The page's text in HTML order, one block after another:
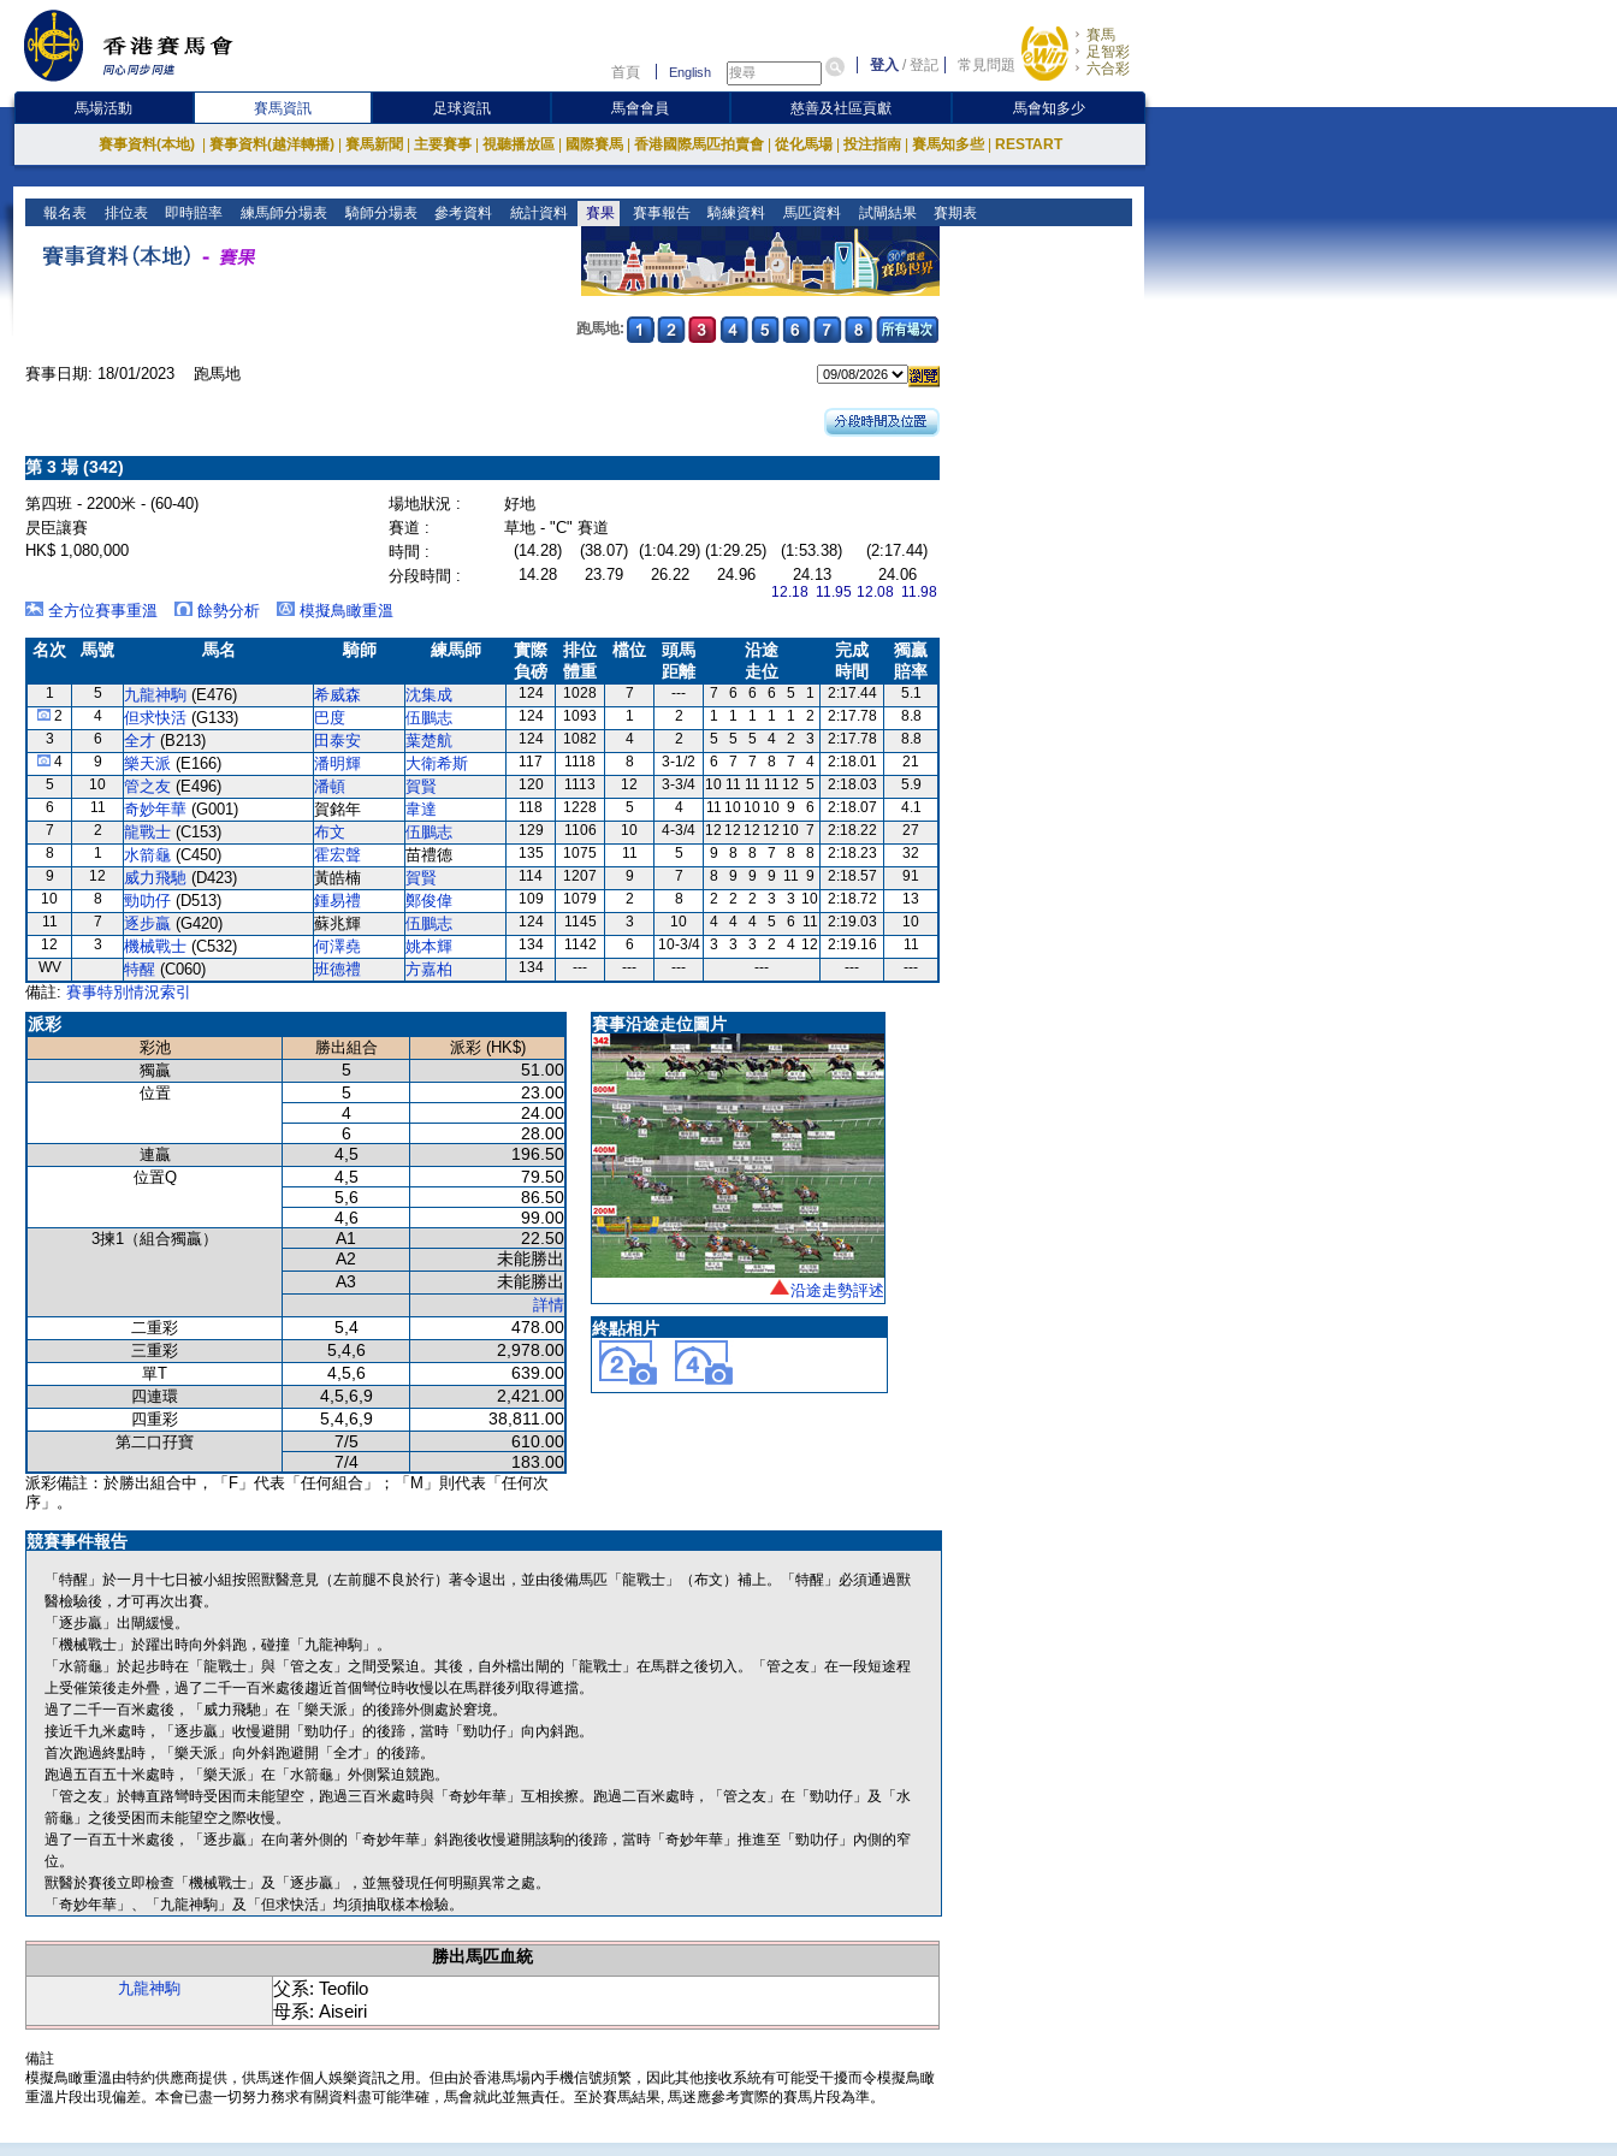
首頁 English 登入 /登記 常見問題
賽馬
足智彩
六合彩
馬場活動 賽馬資訊 足球資訊 馬會會員 慈善及社區貢獻 馬會知多少
賽事資料(本地) 賽事資料(越洋轉播) 賽馬新聞 主要賽事 視聽播放區 國際賽馬 香港國際馬匹拍賣會 從化馬場 投注指南 賽馬知多些 RESTART
報名表 排位表 即時賠率 練馬師分場表 騎師分場表 參考資料 統計資料 賽果 賽事報告 騎練資料 馬匹資料 試閘結果 賽期表
跑馬地:
賽事日期: 18/01/2023 跑馬地
第 3 場 (342)
第四班 - 2200米 - (60-40) 場地狀況 :
好地
昃臣讓賽
賽道 :
草地 - "C" 賽道
HK$ 1,080,000
時間 : (14.28) (38.07) (1:04.29) (1:29.25) (1:53.38)
(2:17.44)
分段時間 :
14.28 23.79 26.22 24.96 24.13
12.18 11.95
24.06
12.08 11.98
全方位賽事重溫 餘勢分析 模擬鳥瞰重溫
名次 馬號 馬名 騎師 練馬師
實際
負磅
排位
體重
檔位
頭馬
距離
沿途
走位
完成
時間
獨贏
賠率
1 5 九龍神駒 (E476) 希威森 沈集成 124 1028 7 --- 7 6 6 6 5 1 2:17.44
5.1
2
4 但求快活 (G133) 巴度 伍鵬志 124 1093 1 2 1 1 1 1 1 2 2:17.78
8.8
3
6 全才 (B213) 田泰安 葉楚航 124 1082 4 2 5 5 5 4 2 3 2:17.78
8.8
4
9 樂天派 (E166) 潘明輝 大衛希斯 117 1118 8 3-1/2 6 7 7 8 7 4 2:18.01
21
5
10 管之友 (E496) 潘頓 賀賢 120 1113 12 3-3/4 10 11 11 11 12 5 2:18.03
5.9
6
11 奇妙年華 (G001) 賀銘年 韋達 118 1228 5 4 11 10 10 10 9 6 2:18.07
4.1
7
2 龍戰士 (C153) 布文 伍鵬志 129 1106 10 4-3/4 12 12 12 12 10 7 2:18.22
27
8
1 水箭龜 (C450) 霍宏聲 苗禮德 135 1075 11 5 9 8 8 7 8 8 2:18.23
32
9
12 威力飛馳 (D423) 黃皓楠 賀賢 114 1207 9 7 8 9 9 9 11 9 2:18.57
91
10
8 勁叻仔 (D513) 鍾易禮 鄭俊偉 109 1079 2 8 2 2 2 3 3 10 2:18.72
13
11
7 逐步贏 (G420) 蘇兆輝 伍鵬志 124 1145 3 10 4 4 4 5 6 11 2:19.03
10
12
3 機械戰士 (C532) 何澤堯 姚本輝 134 1142 6 10-3/4 3 3 3 2 4 12 2:19.16
11
WV
特醒 (C060) 班德禮 方嘉柏 134 --- --- --- --- --- ---
備註: 賽事特別情況索引
派彩
彩池 勝出組合
派彩 (HK$)
獨贏
5 51.00
位置 5
23.00
4
24.00
6
28.00
連贏 4,5 196.50
位置Q 4,5
79.50
5,6
86.50
4,6
99.00
3揀1（組合獨贏） A1
22.50
A2
未能勝出
A3
未能勝出
詳情
二重彩
5,4 478.00
三重彩 5,4,6 2,978.00
單T 4,5,6 639.00
四連環 4,5,6,9 2,421.00
四重彩 5,4,6,9 38,811.00
第二口孖寶 7/5
610.00
7/4
183.00
派彩備註：於勝出組合中，「F」代表「任何組合」；「M」則代表「任何次
序」。
賽事沿途走位圖片
沿途走勢評述
終點相片
競賽事件報告
「特醒」於一月十七日被小組按照獸醫意見（左前腿不良於行）著令退出，並由後備馬匹「龍戰士」（布文）補上。「特醒」必須通過獸
醫檢驗後，才可再次出賽。
「逐步贏」出閘緩慢。
「機械戰士」於躍出時向外斜跑，碰撞「九龍神駒」。
「水箭龜」於起步時在「龍戰士」與「管之友」之間受緊迫。其後，自外檔出閘的「龍戰士」在馬群之後切入。「管之友」在一段短途程
上受催策後走外疊，過了二千一百米處後趨近首個彎位時收慢以在馬群後列取得遮擋。
過了二千一百米處後，「威力飛馳」在「樂天派」的後蹄外側處於窘境。
接近千九米處時，「逐步贏」收慢避開「勁叻仔」的後蹄，當時「勁叻仔」向內斜跑。
首次跑過終點時，「樂天派」向外斜跑避開「全才」的後蹄。
跑過五百五十米處時，「樂天派」在「水箭龜」外側緊迫競跑。
「管之友」於轉直路彎時受困而未能望空，跑過三百米處時與「奇妙年華」互相挨擦。跑過二百米處時，「管之友」在「勁叻仔」及「水
箭龜」之後受困而未能望空之際收慢。
過了一百五十米處後，「逐步贏」在向著外側的「奇妙年華」斜跑後收慢避開該駒的後蹄，當時「奇妙年華」推進至「勁叻仔」內側的窄
位。
獸醫於賽後立即檢查「機械戰士」及「逐步贏」，並無發現任何明顯異常之處。
「奇妙年華」、「九龍神駒」及「但求快活」均須抽取樣本檢驗。
勝出馬匹血統
九龍神駒
父系: Teofilo
母系: Aiseiri
備註
模擬鳥瞰重溫由特約供應商提供，供馬迷作個人娛樂資訊之用。但由於香港馬場內手機信號頻繁，因此其他接收系統有可能受干擾而令模擬鳥瞰
重溫片段出現偏差。本會已盡一切努力務求有關資料盡可能準確，馬會就此並無責任。至於賽馬結果, 馬迷應參考實際的賽馬片段為準。